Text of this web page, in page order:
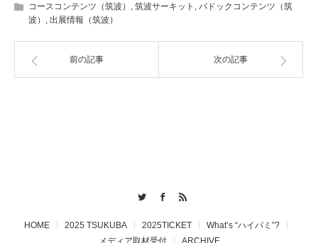
コースコンテンツ（筑波） , 筑波サーキット , パドックコンテンツ（筑
波） , 出展情報（筑波）
前の記事 次の記事
HOME 2025 TSUKUBA 2025TICKET
What’s “ハイパミ”?
メディア取材受付
ARCHIVE